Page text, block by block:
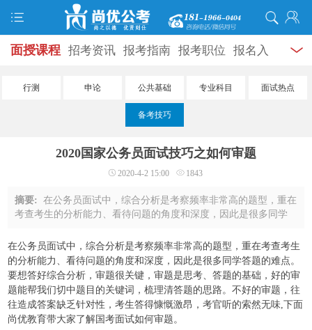
面授课程 招考资讯 报考指南 报考职位 报名入
打准考证 成绩查询 面试公告 录用公示 辅导
考试题库 模拟试题
行测 申论 公共基础 专业科目 面试热点
备考技巧
2020国家公务员面试技巧之如何审题
2020-4-2 15:00 1843
摘要:在公务员面试中，综合分析是考察频率非常高的题型，重在
考查考生的分析能力、看待问题的角度和深度，因此是很多同学
题的基础，好的审题能帮我们切中题目的 ...
在公务员面试中，综合分析是考察频率非常高的题型，重在考查考生
的分析能力、看待问题的角度和深度，因此是很多同学答题的难点。
要想答好综合分析，审题很关键，审题是思考、答题的基础，好的审
题能帮我们切中题目的关键词，梳理清答题的思路。不好的审题，往
往造成答案缺乏针对性，考生答得慷慨激昂，考官听的索然无味,下面
尚优教育带大家了解国考面试如何审题。